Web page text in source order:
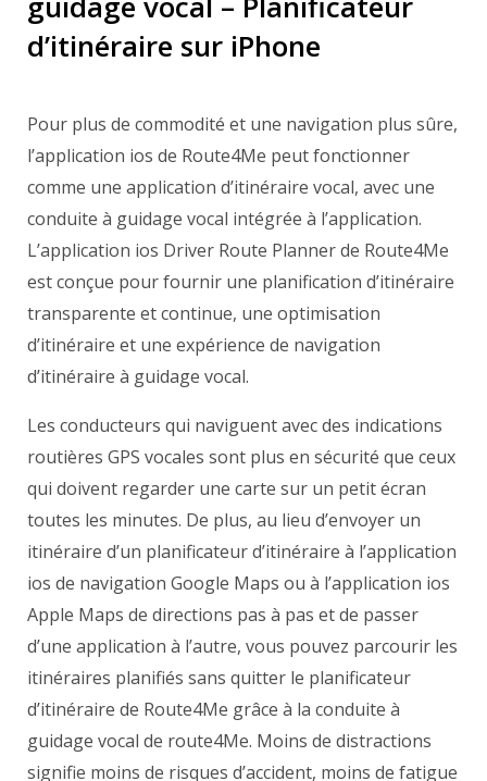
d’itinéraire sur iPhone
Pour plus de commodité et une navigation plus sûre,
l’application ios de Route4Me peut fonctionner
comme une application d’itinéraire vocal, avec une
conduite à guidage vocal intégrée à l’application.
L’application ios Driver Route Planner de Route4Me
est conçue pour fournir une planification d’itinéraire
transparente et continue, une optimisation
d’itinéraire et une expérience de navigation
d’itinéraire à guidage vocal.
Les conducteurs qui naviguent avec des indications
routières GPS vocales sont plus en sécurité que ceux
qui doivent regarder une carte sur un petit écran
toutes les minutes. De plus, au lieu d’envoyer un
itinéraire d’un planificateur d’itinéraire à l’application
ios de navigation Google Maps ou à l’application ios
Apple Maps de directions pas à pas et de passer
d’une application à l’autre, vous pouvez parcourir les
itinéraires planifiés sans quitter le planificateur
d’itinéraire de Route4Me grâce à la conduite à
guidage vocal de route4Me. Moins de distractions
signifie moins de risques d’accident, moins de fatigue